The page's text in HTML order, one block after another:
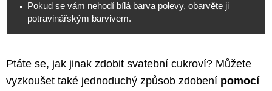
Pokud se vám nehodí bílá barva polevy, obarvěte ji
potravinářským barvivem.
Ptáte se, jak jinak zdobit svatební cukroví? Můžete
vyzkoušet také jednoduchý způsob zdobení pomocí